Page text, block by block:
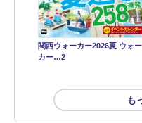
関西ウォーカー2026夏 ウォー
カー…2
も